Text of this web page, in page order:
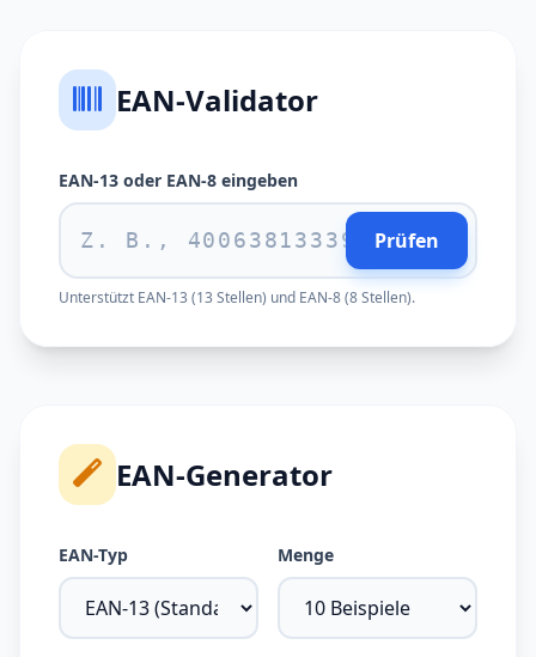
EAN-Validator
EAN-13 oder EAN-8 eingeben
Prüfen
Unterstützt EAN-13 (13 Stellen) und EAN-8 (8 Stellen).
EAN-Generator
EAN-Typ Menge